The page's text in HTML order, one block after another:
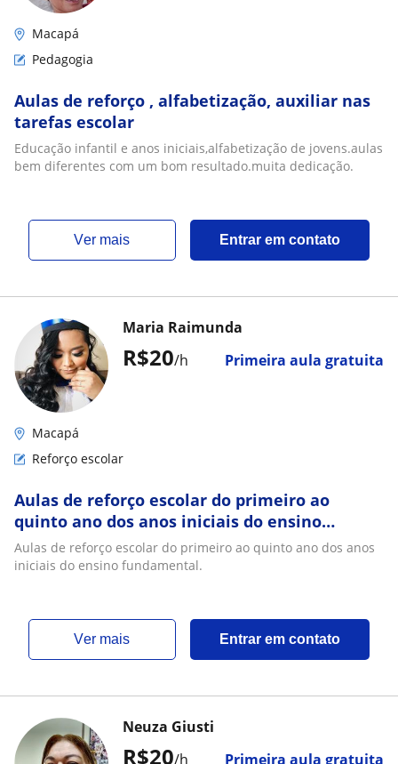
Macapá
Pedagogia
Aulas de reforço , alfabetização, auxiliar nas
tarefas escolar
Educação infantil e anos iniciais,alfabetização de jovens.aulas
bem diferentes com um bom resultado.muita dedicação.
ver mais Entrar em contato
R$20/h Primeira aula gratuita
Maria Raimunda
Macapá
Reforço escolar
Aulas de reforço escolar do primeiro ao
quinto ano dos anos iniciais do ensino
fundamental
Aulas de reforço escolar do primeiro ao quinto ano dos anos
iniciais do ensino fundamental.
ver mais Entrar em contato
R$20/h Primeira aula gratuita
Neuza Giusti